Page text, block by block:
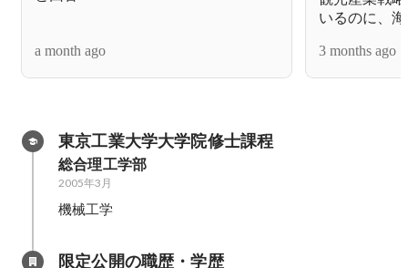
a month ago
いるのに、
3 months ago
東京工業大学大学院修士課程
総合理工学部
2005年3月
機械工学
限定公開の職歴・学歴